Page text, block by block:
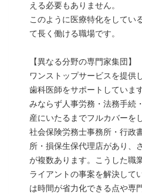
える必要もありません。
このように医療特化をしてい
て長く働ける職場です。
【異なる分野の専門家集団】
ワンストップサービスを提供
歯科医師をサポートしていま
みならず人事労務・法務手続
産にいたるまでフルカバーを
社会保険労務士事務所・行政
所・損保生保代理店があり、
が複数あります。こうした職
ライアントの事案を解決して
は時間が省力化できる点や専